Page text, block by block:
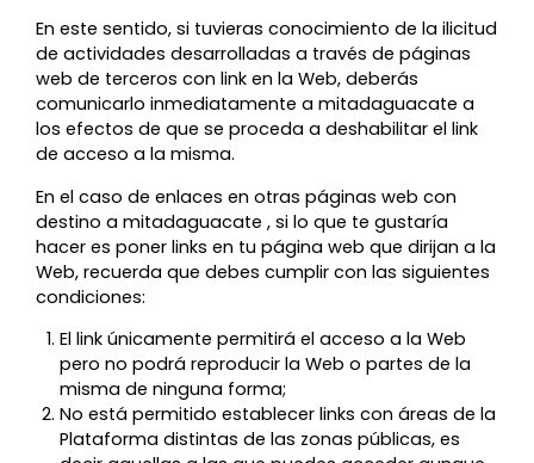
En este sentido, si tuvieras conocimiento de la ilicitud
de actividades desarrolladas a través de páginas
web de terceros con link en la Web, deberás
comunicarlo inmediatamente a mitadaguacate a
los efectos de que se proceda a deshabilitar el link
de acceso a la misma.
En el caso de enlaces en otras páginas web con
destino a mitadaguacate , si lo que te gustaría
hacer es poner links en tu página web que dirijan a la
Web, recuerda que debes cumplir con las siguientes
condiciones:
El link únicamente permitirá el acceso a la Web
pero no podrá reproducir la Web o partes de la
misma de ninguna forma;
No está permitido establecer links con áreas de la
Plataforma distintas de las zonas públicas, es